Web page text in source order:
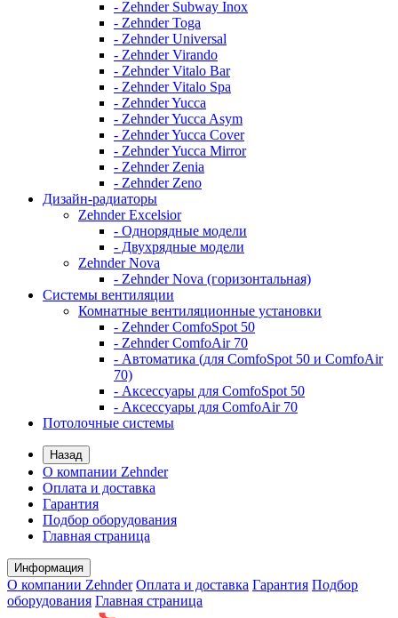
- Zehnder Subway Inox
- Zehnder Toga
- Zehnder Universal
- Zehnder Virando
- Zehnder Vitalo Bar
- Zehnder Vitalo Spa
- Zehnder Yucca
- Zehnder Yucca Asym
- Zehnder Yucca Cover
- Zehnder Yucca Mirror
- Zehnder Zenia
- Zehnder Zeno
Дизайн-радиаторы
Zehnder Excelsior
- Однорядные модели
- Двухрядные модели
Zehnder Nova
- Zehnder Nova (горизонтальная)
Системы вентиляции
Комнатные вентиляционные установки
- Zehnder ComfoSpot 50
- Zehnder ComfoAir 70
- Автоматика (для ComfoSpot 50 и ComfoAir
70)
- Аксессуары для ComfoSpot 50
- Аксессуары для ComfoAir 70
Потолочные системы
Назад
О компании Zehnder
Оплата и доставка
Гарантия
Подбор оборудования
Главная страница
Информация
О компании Zehnder Оплата и доставка Гарантия Подбор
оборудования Главная страница